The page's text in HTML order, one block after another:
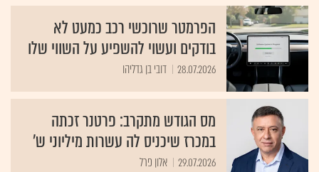
הפרמטר שרוכשי רכב כמעט לא
בודקים ועשוי להשפיע על השווי שלו
28.07.2026 דובי בן גדליהו
מס הגודש מתקרב: פרטנר זכתה
במכרז שיכניס לה עשרות מיליוני ש'
29.07.2026 אלון פרל